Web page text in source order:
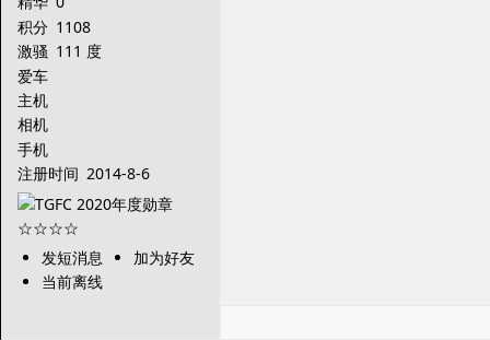
积分 1108
激骚 111 度
爱车
主机
相机
手机
注册时间 2014-8-6
发短消息
加为好友
当前离线